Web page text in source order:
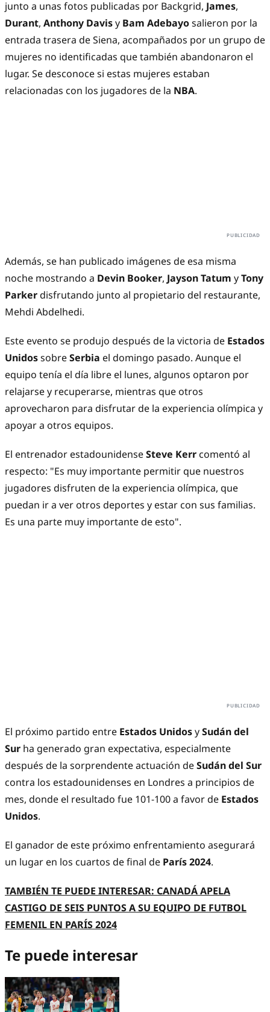
junto a unas fotos publicadas por Backgrid, James,
Durant, Anthony Davisy Bam Adebayosalieron por la
entrada trasera de Siena, acompañados por un grupo de
mujeres no identificadas que también abandonaron el
lugar. Se desconoce si estas mujeres estaban
relacionadas con los jugadores de la NBA.
Además, se han publicado imágenes de esa misma
noche mostrando a Devin Booker, Jayson Tatum yTony
Parkerdisfrutando junto al propietario del restaurante,
Mehdi Abdelhedi.
Este evento se produjo después de la victoria de Estados
UnidossobreSerbia el domingo pasado. Aunque el
equipo tenía el día libre el lunes, algunos optaron por
relajarse y recuperarse, mientras que otros
aprovecharon para disfrutar de la experiencia olímpica y
apoyar a otros equipos.
El entrenador estadounidenseSteve Kerr comentó al
respecto: "Es muy importante permitir que nuestros
jugadores disfruten de la experiencia olímpica, que
puedan ir a ver otros deportes y estar con sus familias.
Es una parte muy importante de esto".
El próximo partido entre Estados UnidosySudán del
Sur ha generado gran expectativa, especialmente
después de la sorprendente actuación deSudán del Sur
contra los estadounidenses en Londres a principios de
mes, donde el resultado fue 101-100 a favor de Estados
Unidos.
El ganador de este próximo enfrentamiento asegurará
un lugar en los cuartos de final de París 2024.
TAMBIÉN TE PUEDE INTERESAR: CANADÁ APELA
CASTIGO DE SEIS PUNTOS A SU EQUIPO DE FUTBOL
FEMENIL EN PARÍS 2024
Te puede interesar